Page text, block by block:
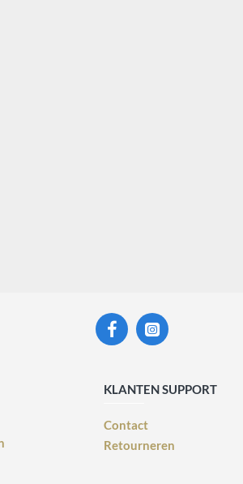
KLANTEN SUPPORT
Contact
Retourneren